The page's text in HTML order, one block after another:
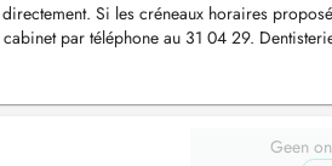
Si les créneaux horaires
par téléphone au 31 04 29.
Geen